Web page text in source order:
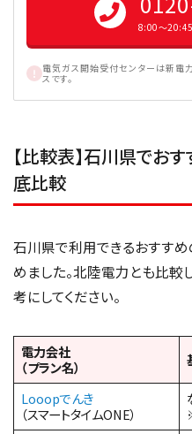
8:00〜
電気ガス開始受付センターは新電
スです。
【比較表】石川県でお
底比較
石川県で利用できるおすす
めました。北陸電力とも比較
考にしてください。
電力会社
（プラン名）
Looopでんき
（スマートタイムONE）